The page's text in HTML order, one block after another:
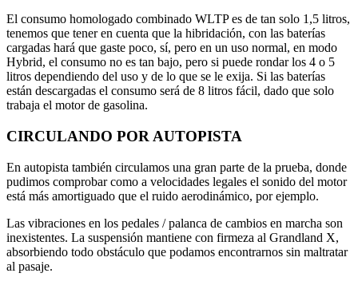
El consumo homologado combinado WLTP es de tan solo 1,5 litros,
tenemos que tener en cuenta que la hibridación, con las baterías
cargadas hará que gaste poco, sí, pero en un uso normal, en modo
Hybrid, el consumo no es tan bajo, pero si puede rondar los 4 o 5
litros dependiendo del uso y de lo que se le exija. Si las baterías
están descargadas el consumo será de 8 litros fácil, dado que solo
trabaja el motor de gasolina.
CIRCULANDO POR AUTOPISTA
En autopista también circulamos una gran parte de la prueba, donde
pudimos comprobar como a velocidades legales el sonido del motor
está más amortiguado que el ruido aerodinámico, por ejemplo.
Las vibraciones en los pedales / palanca de cambios en marcha son
inexistentes. La suspensión mantiene con firmeza al Grandland X,
absorbiendo todo obstáculo que podamos encontrarnos sin maltratar
al pasaje.